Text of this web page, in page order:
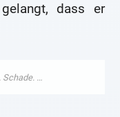
dass er